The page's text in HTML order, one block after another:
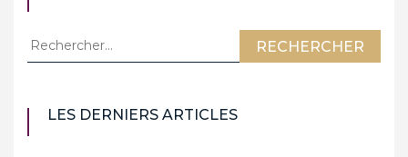
Rechercher :
LES DERNIERS ARTICLES